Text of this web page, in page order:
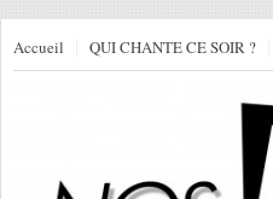
Accueil QUI CHANTE CE SOIR ?